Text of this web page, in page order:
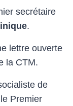
secrétaire
.
lettre ouverte
la CTM.
de
Premier